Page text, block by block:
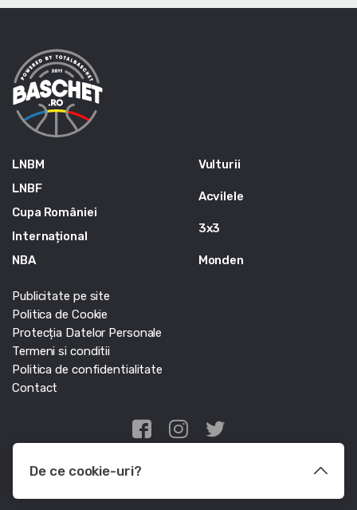
LNBM
LNBF
Cupa României
Internațional
NBA
Vulturii
Acvilele
3x3
Monden
Publicitate pe site
Politica de Cookie
Protecția Datelor Personale
Termeni si conditii
Politica de confidentialitate
Contact
Edris Digital Agency
De ce cookie-uri?